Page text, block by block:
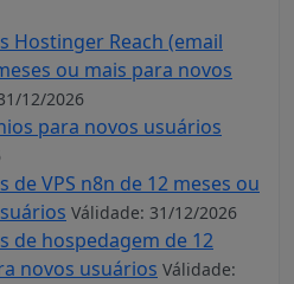
Hostinger Reach (email
ou mais para novos
12/2026
para novos usuários
de VPS n8n de 12 meses ou
Válidade: 31/12/2026
de hospedagem de 12
novos usuários Válidade: